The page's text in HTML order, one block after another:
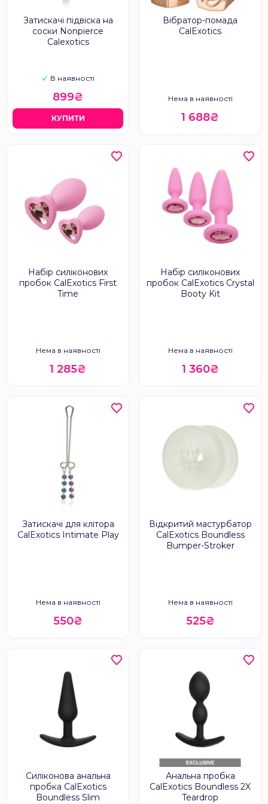
Затискачі підвіска на
соски Nonpierce
Calexotics
В наявності
899₴
КУПИТИ
Вібратор-помада
CalExotics
Нема в наявності
1 688₴
Набір силіконових
пробок CalExotics First
Time
Нема в наявності
1 285₴
Набір силіконових
пробок CalExotics Crystal
Booty Kit
Нема в наявності
1 360₴
Затискачі для клітора
CalExotics Intimate Play
Нема в наявності
550₴
Відкритий мастурбатор
CalExotics Boundless
Bumper-Stroker
Нема в наявності
525₴
Силіконова анальна
пробка CalExotics
Boundless Slim
Анальна пробка
CalExotics Boundless 2X
Teardrop